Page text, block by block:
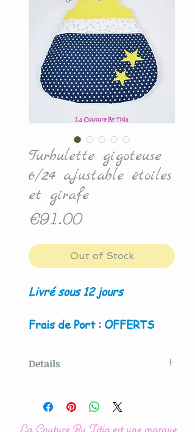
Turbulette gigoteuse
6/24 ajustable étoiles
et girafe
€91.00Price
Out of Stock
Livré sous 12 jours
Frais de Port : OFFERTS
Details
Couture By Titia
La Couture By Titia est une marque